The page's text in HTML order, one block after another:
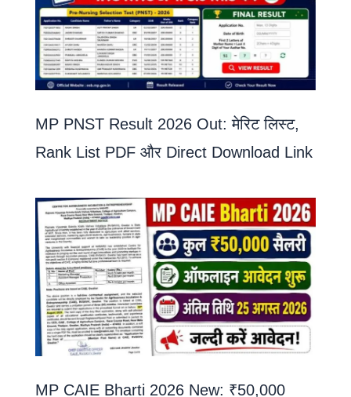
MP PNST Result 2026 Out: मेरिट लिस्ट,
Rank List PDF और Direct Download Link
MP CAIE Bharti 2026 New: ₹50,000